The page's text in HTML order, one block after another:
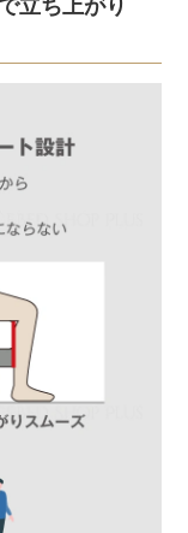
立ち上がり